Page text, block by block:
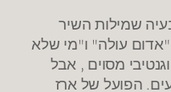
שמילות השיר
עולה" ו"מי שלא
מסוים , אבל
הפועל של ארז